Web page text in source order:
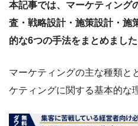
本記事では、マーケティング
査・戦略設計・施策設計・施
的な6つの手法をまとめました
マーケティングの主な種類と
ケティングに関する基本的な